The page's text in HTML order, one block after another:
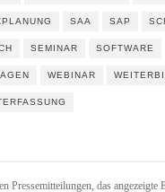
SAA SAP
SEMINAR SOFTWARE
WEBINAR
Pressemitteilungen, das angezeigte